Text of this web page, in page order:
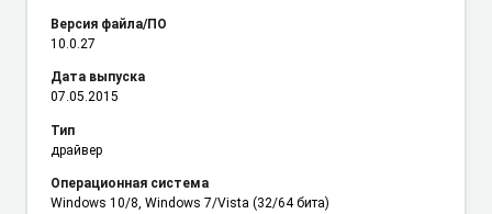
Версия файла/ПО
10.0.27
Дата выпуска
07.05.2015
Тип
драйвер
Операционная система
Windows 10/8, Windows 7/Vista (32/64 бита)